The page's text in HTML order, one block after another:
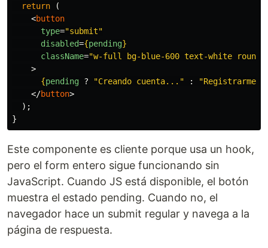
return
(
<button
type="submit"
disabled={pending}
className="w-full bg-blue-600 text-white
>
{pending ? "Creando cuenta... " : "Registrarme
</button>
);
}
Este componente es cliente porque usa un hook,
pero el form entero sigue funcionando sin
JavaScript. Cuando JS está disponible, el botón
muestra el estado pending. Cuando no, el
navegador hace un submit regular y navega a la
página de respuesta.